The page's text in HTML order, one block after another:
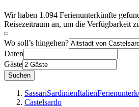
Wir haben 1.094 Ferienunterkünfte
Reisezeitraum an, um die Verfügbarkeit
Wo soll’s hingehen?
Daten
Gäste
Suchen
SassariSardinienItalien
Castelsardo